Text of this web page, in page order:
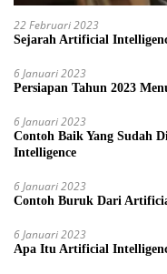
22 Februari 2023
Sejarah Artificial
6 Januari 2023
Persiapan Tahun 2023
6 Januari 2023
Contoh Baik Yang Sudah
Intelligence
6 Januari 2023
Contoh Buruk Dari
6 Januari 2023
Apa Itu Artificial